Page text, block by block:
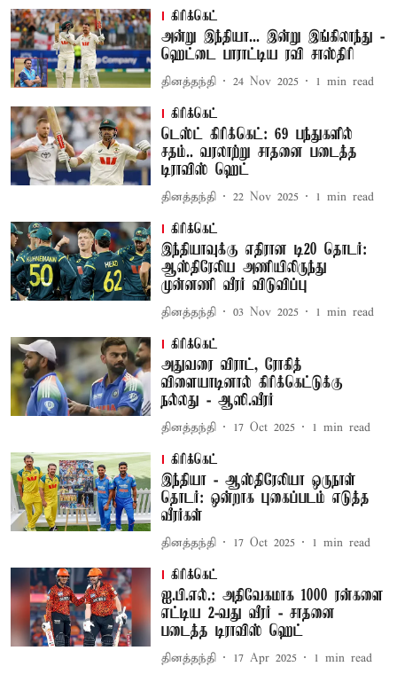
கிரிக்கெட்
அன்று இந்தியா... இன்று இங்கிலாந்து -
ஹெட்டை பாராட்டிய ரவி சாஸ்திரி
தினத்தந்தி 24 Nov 2025 1 min read
கிரிக்கெட்
டெஸ்ட் கிரிக்கெட்: 69 பந்துகளில்
சதம்.. வரலாற்று சாதனை படைத்த
டிராவிஸ் ஹெட்
தினத்தந்தி 22 Nov 2025 1 min read
கிரிக்கெட்
இந்தியாவுக்கு எதிரான டி20 தொடர்:
ஆஸ்திரேலிய அணியிலிருந்து
முன்னணி வீரர் விடுவிப்பு
தினத்தந்தி 03 Nov 2025 1 min read
கிரிக்கெட்
அதுவரை விராட், ரோகித்
விளையாடினால் கிரிக்கெட்டுக்கு
நல்லது - ஆஸி.வீரர்
தினத்தந்தி 17 Oct 2025 1 min read
கிரிக்கெட்
இந்தியா - ஆஸ்திரேலியா ஒருநாள்
தொடர்: ஒன்றாக புகைப்படம் எடுத்த
வீரர்கள்
தினத்தந்தி 17 Oct 2025 1 min read
கிரிக்கெட்
ஐ.பி.எல்.: அதிவேகமாக 1000 ரன்களை
எட்டிய 2-வது வீரர் - சாதனை
படைத்த டிராவிஸ் ஹெட்
தினத்தந்தி 17 Apr 2025 1 min read